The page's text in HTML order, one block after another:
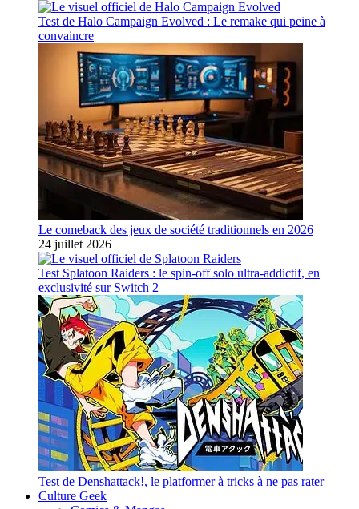
Test de Halo Campaign Evolved : Le remake qui peine à
convaincre
Le comeback des jeux de société traditionnels en 2026
24 juillet 2026
Test Splatoon Raiders : le spin-off solo ultra-addictif, en
exclusivité sur Switch 2
Test de Denshattack!, le platformer à tricks à ne pas rater
Culture Geek